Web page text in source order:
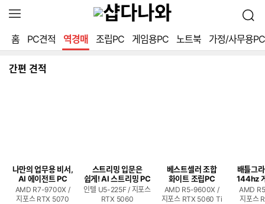
역
열
기
검
색
홈
PC견적 역경매 조립PC 게임용PC 노트북 가정/사무용PC
간편 견적
나만의 업무용 비서,
AI 에이전트 PC
AMD R7-9700X /
지포스 RTX 5070
스트리밍 입문은
쉽게! AI 스트리밍 PC
인텔 U5-225F / 지포스
RTX 5060
베스트셀러 조합
화이트 조립PC
AMD R5-9600X /
지포스 RTX 5060 Ti
배틀그
144hz
AMD
지포스